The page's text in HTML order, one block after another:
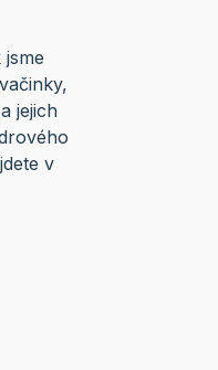
jejich
v